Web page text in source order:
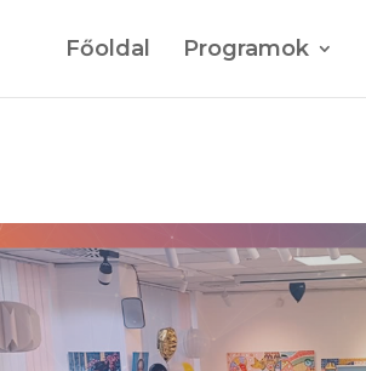
Főoldal Programok